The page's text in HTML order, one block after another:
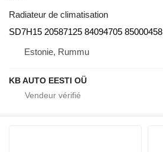
Radiateur de climatisation
SD7H15 20587125 84094705 85000458
Estonie, Rummu
KB AUTO EESTI OÜ